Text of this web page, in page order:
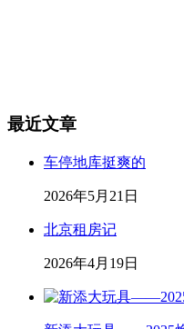
最近文章
车停地库挺爽的
2026年5月21日
北京租房记
2026年4月19日